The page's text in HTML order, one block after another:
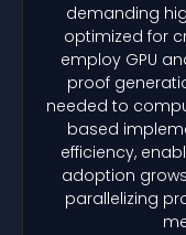
demanding
optimized for
employ GPU
proof
needed to
based
efficiency,
adoption
parallelizing